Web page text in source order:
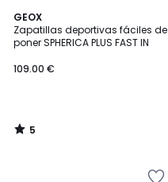
GEOX
Zapatillas deportivas fáciles de
poner SPHERICA PLUS FAST IN
109.00 €
5
/
5
5
/